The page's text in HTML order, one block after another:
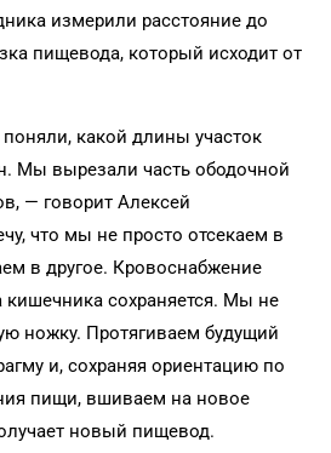
измерили расстояние до
пищевода, который исходит от
какой длины участок
Мы вырезали часть ободочной
— говорит Алексей
что мы не просто отсекаем в
в другое. Кровоснабжение
кишечника сохраняется. Мы не
ножку. Протягиваем будущий
и, сохраняя ориентацию по
пищи, вшиваем на новое
новый пищевод.